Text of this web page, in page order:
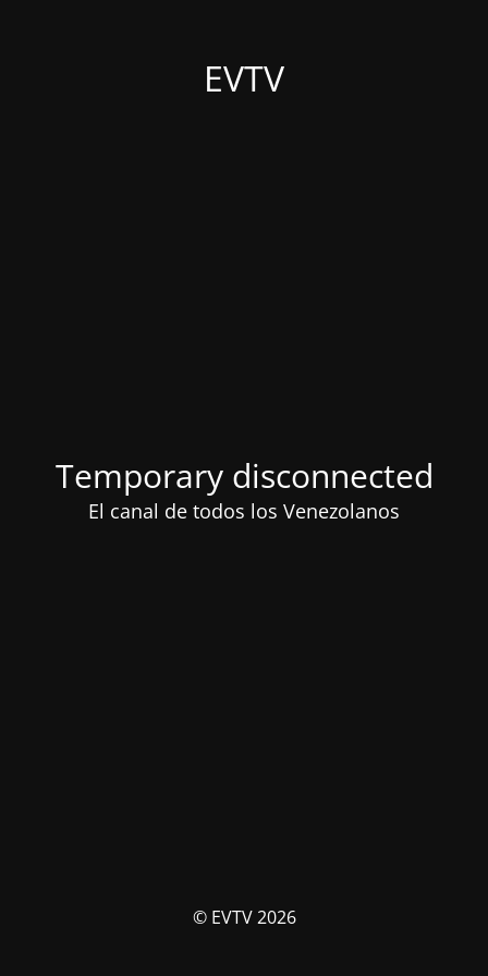
EVTV
Temporary disconnected
El canal de todos los Venezolanos
© EVTV 2026